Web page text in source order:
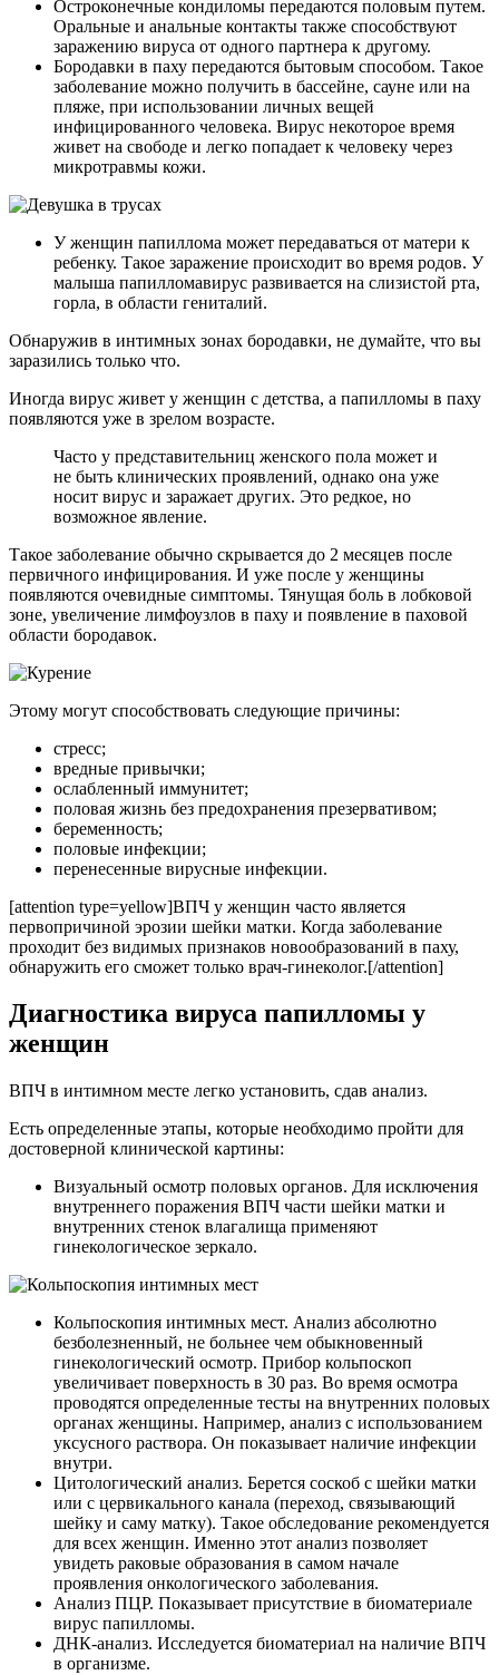
Остроконечные кондиломы передаются половым путем.
Оральные и анальные контакты также способствуют
заражению вируса от одного партнера к другому.
Бородавки в паху передаются бытовым способом. Такое
заболевание можно получить в бассейне, сауне или на
пляже, при использовании личных вещей
инфицированного человека. Вирус некоторое время
живет на свободе и легко попадает к человеку через
микротравмы кожи.
У женщин папиллома может передаваться от матери к
ребенку. Такое заражение происходит во время родов. У
малыша папилломавирус развивается на слизистой рта,
горла, в области гениталий.
Обнаружив в интимных зонах бородавки, не думайте, что вы
заразились только что.
Иногда вирус живет у женщин с детства, а папилломы в паху
появляются уже в зрелом возрасте.
Часто у представительниц женского пола может и
не быть клинических проявлений, однако она уже
носит вирус и заражает других. Это редкое, но
возможное явление.
Такое заболевание обычно скрывается до 2 месяцев после
первичного инфицирования. И уже после у женщины
появляются очевидные симптомы. Тянущая боль в лобковой
зоне, увеличение лимфоузлов в паху и появление в паховой
области бородавок.
Этому могут способствовать следующие причины:
стресс;
вредные привычки;
ослабленный иммунитет;
половая жизнь без предохранения презервативом;
беременность;
половые инфекции;
перенесенные вирусные инфекции.
[attention type=yellow]ВПЧ у женщин часто является
первопричиной эрозии шейки матки. Когда заболевание
проходит без видимых признаков новообразований в паху,
обнаружить его сможет только врач-гинеколог.[/attention]
Диагностика вируса папилломы у
женщин
ВПЧ в интимном месте легко установить, сдав анализ.
Есть определенные этапы, которые необходимо пройти для
достоверной клинической картины:
Визуальный осмотр половых органов. Для исключения
внутреннего поражения ВПЧ части шейки матки и
внутренних стенок влагалища применяют
гинекологическое зеркало.
Кольпоскопия интимных мест. Анализ абсолютно
безболезненный, не больнее чем обыкновенный
гинекологический осмотр. Прибор кольпоскоп
увеличивает поверхность в 30 раз. Во время осмотра
проводятся определенные тесты на внутренних половых
органах женщины. Например, анализ с использованием
уксусного раствора. Он показывает наличие инфекции
внутри.
Цитологический анализ. Берется соскоб с шейки матки
или с цервикального канала (переход, связывающий
шейку и саму матку). Такое обследование рекомендуется
для всех женщин. Именно этот анализ позволяет
увидеть раковые образования в самом начале
проявления онкологического заболевания.
Анализ ПЦР. Показывает присутствие в биоматериале
вирус папилломы.
ДНК-анализ. Исследуется биоматериал на наличие ВПЧ
в организме.